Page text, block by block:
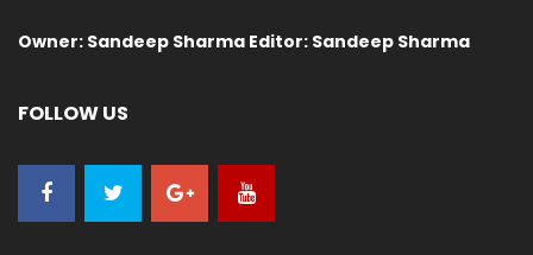
Owner: Sandeep Sharma Editor: Sandeep Sharma
FOLLOW US